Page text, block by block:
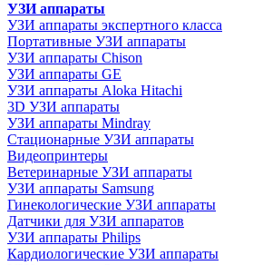
УЗИ аппараты
УЗИ аппараты экспертного класса
Портативные УЗИ аппараты
УЗИ аппараты Chison
УЗИ аппараты GE
УЗИ аппараты Aloka Hitachi
3D УЗИ аппараты
УЗИ аппараты Mindray
Стационарные УЗИ аппараты
Видеопринтеры
Ветеринарные УЗИ аппараты
УЗИ аппараты Samsung
Гинекологические УЗИ аппараты
Датчики для УЗИ аппаратов
УЗИ аппараты Philips
Кардиологические УЗИ аппараты